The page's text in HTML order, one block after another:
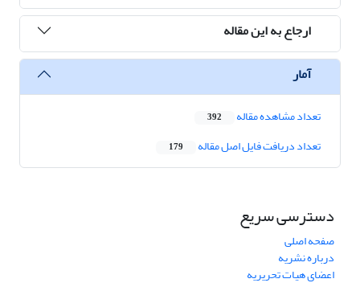
ارجاع به این مقاله
آمار
تعداد مشاهده مقاله 392
تعداد دریافت فایل اصل مقاله 179
دسترسی سریع
صفحه اصلی
درباره نشریه
اعضای هیات تحریریه